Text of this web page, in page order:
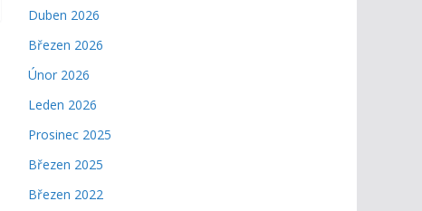
Duben 2026
Březen 2026
Únor 2026
Leden 2026
Prosinec 2025
Březen 2025
Březen 2022